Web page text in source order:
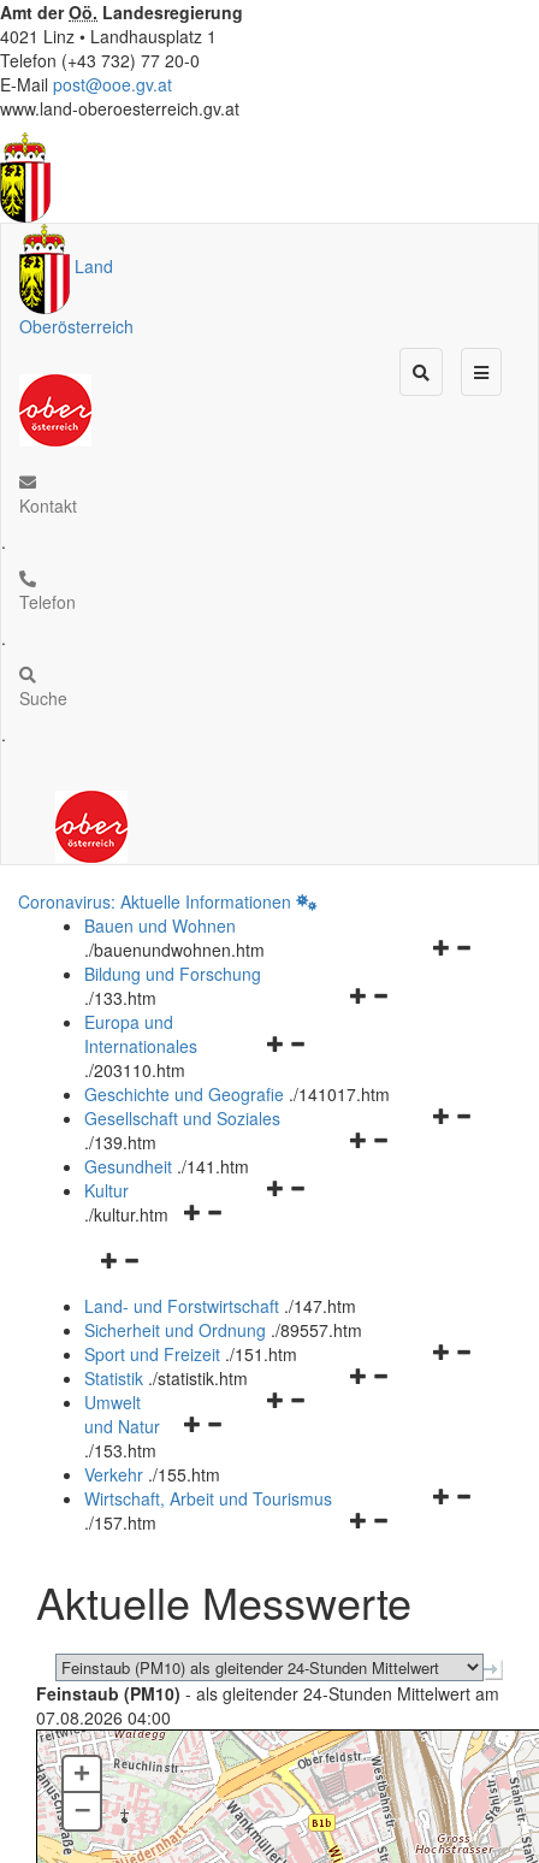
Amt derOö. Landesregierung
4021 Linz • Landhausplatz 1
Telefon (+43 732) 77 20-0
E-Mail post@ooe.gv.at
www.land-oberoesterreich.gv.at
Land
Oberösterreich
Kontakt
.
Telefon
.
Suche
.
Coronavirus: Aktuelle Informationen
Bauen und Wohnen
./bauenundwohnen.htm
Navigationsmenü
Bildung und Forschung
./133.htm
Navigationsmenü
und
schließen
Europa und
Internationales
./203110.htm
Geschichte und Geografie ./141017.htm
Navigationsmenü
Gesellschaft und Soziales
./139.htm
Navigationsmenü
Gesundheit ./141.htm
Navigationsmenü
Kultur
./kultur.htm
Navigationsmenü
und
schließen
Land- und Forstwirtschaft ./147.htm
Sicherheit und Ordnung ./89557.htm
Navigationsmenü
Sport und Freizeit ./151.htm
Navigationsmenü
Statistik ./statistik.htm
Navigationsmenü
und
schließen
Umwelt
und Natur
./153.htm
Verkehr ./155.htm
Navigationsmenü
schließen
Wirtschaft, Arbeit und Tourismus
./157.htm
Aktuelle Messwerte
Feinstaub (PM10) - als gleitender 24-Stunden Mittelwert am
07.08.2026 04:00
+
–